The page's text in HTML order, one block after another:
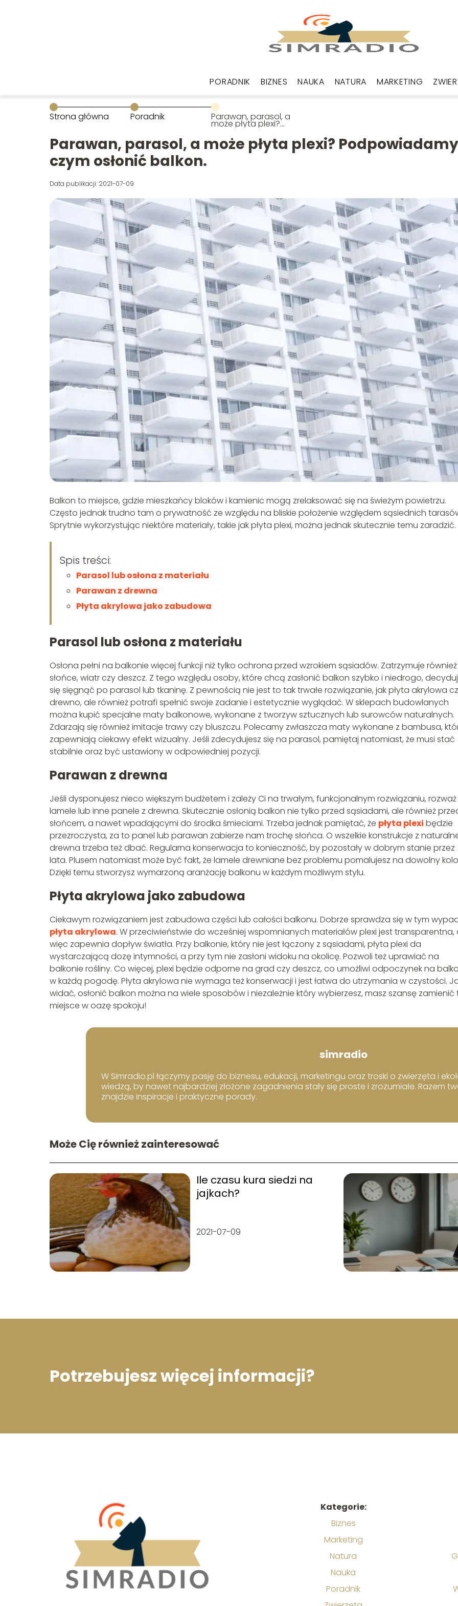
PORADNIK BIZNES NAUKA NATURA MARKETING
Strona główna Poradnik Parawan, parasol, a
może płyta plexi?
Podpowiadamy, czym
osłonić balkon.
Parawan, parasol, a może płyta plexi?
czym osłonić balkon.
Data publikacji: 2021-07-09
Balkon to miejsce, gdzie mieszkańcy bloków i kamienic mogą zrelaksować się na świeżym powietrzu.
Często jednak trudno tam o prywatność ze względu na bliskie położenie względem sąsiednich
Sprytnie wykorzystując niektóre materiały, takie jak płyta plexi, można jednak skutecznie temu zaradzić.
Spis treści:
Parasol lub osłona z materiału
Parawan z drewna
Płyta akrylowa jako zabudowa
Parasol lub osłona z materiału
Osłona pełni na balkonie więcej funkcji niż tylko ochrona przed wzrokiem sąsiadów. Zatrzymuje również
słońce, wiatr czy deszcz. Z tego względu osoby, które chcą zasłonić balkon szybko i niedrogo,
się sięgnąć po parasol lub tkaninę. Z pewnością nie jest to tak trwałe rozwiązanie, jak płyta akrylowa
drewno, ale również potrafi spełnić swoje zadanie i estetycznie wyglądać. W sklepach budowlanych
można kupić specjalne maty balkonowe, wykonane z tworzyw sztucznych lub surowców naturalnych.
Zdarzają się również imitacje trawy czy bluszczu. Polecamy zwłaszcza maty wykonane z bambusa,
zapewniają ciekawy efekt wizualny. Jeśli zdecydujesz się na parasol, pamiętaj natomiast, że musi stać
stabilnie oraz być ustawiony w odpowiedniej pozycji.
Parawan z drewna
Jeśli dysponujesz nieco większym budżetem i zależy Ci na trwałym, funkcjonalnym rozwiązaniu, rozważ
lamele lub inne panele z drewna. Skutecznie osłonią balkon nie tylko przed sąsiadami, ale również
słońcem, a nawet wpadającymi do środka śmieciami. Trzeba jednak pamiętać, że płyta plexi będzie
przezroczysta, za to panel lub parawan zabierze nam trochę słońca. O wszelkie konstrukcje z
drewna trzeba też dbać. Regularna konserwacja to konieczność, by pozostały w dobrym stanie przez
lata. Plusem natomiast może być fakt, że lamele drewniane bez problemu pomalujesz na dowolny
Dzięki temu stworzysz wymarzoną aranżację balkonu w każdym możliwym stylu.
Płyta akrylowa jako zabudowa
Ciekawym rozwiązaniem jest zabudowa części lub całości balkonu. Dobrze sprawdza się w tym
płyta akrylowa. W przeciwieństwie do wcześniej wspomnianych materiałów plexi jest transparentna,
więc zapewnia dopływ światła. Przy balkonie, który nie jest łączony z sąsiadami, płyta plexi da
wystarczającą dozę intymności, a przy tym nie zasłoni widoku na okolicę. Pozwoli też uprawiać na
balkonie rośliny. Co więcej, plexi będzie odporne na grad czy deszcz, co umożliwi odpoczynek na
w każdą pogodę. Płyta akrylowa nie wymaga też konserwacji i jest łatwa do utrzymania w czystości.
widać, osłonić balkon można na wiele sposobów i niezależnie który wybierzesz, masz szansę zamienić
miejsce w oazę spokoju!
simradio
W Simradio.pl łączymy pasję do biznesu, edukacji, marketingu oraz troski o zwierzęta i
wiedzą, by nawet najbardziej złożone zagadnienia stały się proste i zrozumiałe. Razem
znajdzie inspiracje i praktyczne porady.
Może Cię również zainteresować
Ile czasu kura siedzi na
jajkach?
2021-07-09
Potrzebujesz więcej informacji?
Kategorie:
Biznes
Marketing
Natura
Nauka
Poradnik